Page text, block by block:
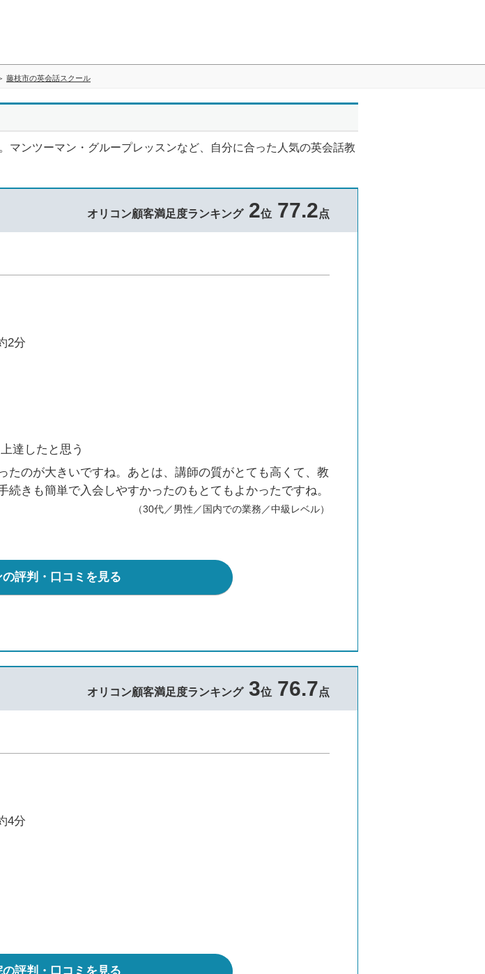
藤枝市の英会話スクール
ンツーマン・グループレッスンなど、自分に合った人気の英会話教
オリコン顧客満足度ランキング2位 77.2点
2分
達したと思う
たのが大きいですね。あとは、講師の質がとても高くて、教
続きも簡単で入会しやすかったのもとてもよかったですね。
（30代／男性／国内での業務／中級レベル）
評判・口コミを見る
オリコン顧客満足度ランキング3位 76.7点
4分
の評判・口コミを見る